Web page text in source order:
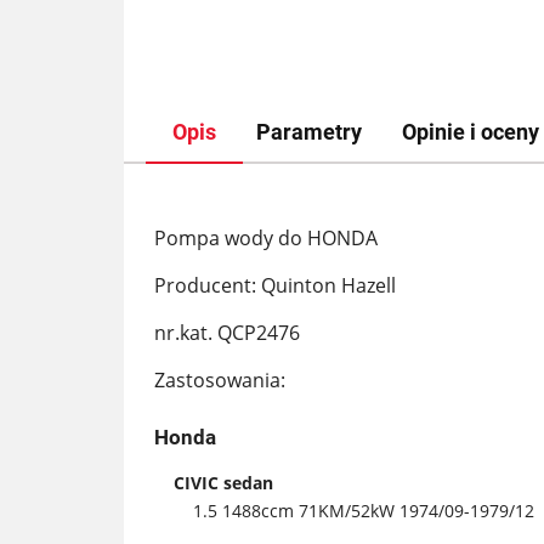
Opis Parametry Opinie i oceny
Pompa wody do HONDA
Producent: Quinton Hazell
nr.kat. QCP2476
Zastosowania:
Honda
CIVIC sedan
1.5 1488ccm 71KM/52kW 1974/09-1979/12